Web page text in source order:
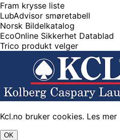
Fram krysse liste
LubAdvisor smøretabell
Norsk Bildelkatalog
EcoOnline Sikkerhet Datablad
Trico produkt velger
Kcl.no bruker cookies. Les mer
OK